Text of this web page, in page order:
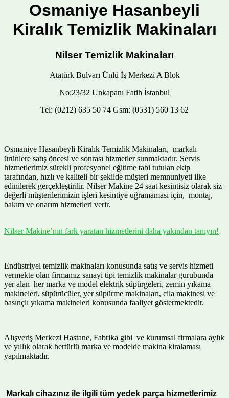
Osmaniye Hasanbeyli
Kiralık Temizlik Makinaları
Nilser Temizlik Makinaları
Atatürk Bulvarı Ünlü İş Merkezi A Blok
No:23/32 Unkapanı Fatih İstanbul
Tel: (0212) 635 50 74 Gsm: (0531) 560 13 62
Osmaniye Hasanbeyli Kiralık Temizlik Makinaları, markalı
ürünlere satış öncesi ve sonrası hizmetler sunmaktadır. Servis
hizmetlerimiz sürekli profesyonel eğitime tabi tutulan ekip
tarafından, hızlı ve kaliteli bir şekilde müşteri memnuniyeti ilke
edinilerek gerçekleştirilir. Nilser Makine 24 saat kesintisiz olarak siz
değerli müşterilerimizin işleri kesintiye uğramaması için, montaj,
bakım ve onarım hizmetleri verir.
Nilser Makine’nın fark yaratan hizmetlerini daha yakından tanıyın!
Endüstriyel temizlik makinaları konusunda satış ve servis hizmeti
vermekte olan firmamız sanayi tipi temizlik makinalar gurubunda
yer alan her marka ve model elektrik süpürgeleri, zemin yıkama
makineleri, süpürücüler, yer süpürme makinaları, cila makinesi ve
basınçlı yıkama makineleri konusunda faaliyet göstermektedir.
Alışveriş Merkezi Hastane, Fabrika gibi ve kurumsal firmalara aylık
ve yıllık olarak hertürlü marka ve modelde makina kiralaması
yapılmaktadır.
Markalı cihazınız ile ilgili tüm yedek parça hizmetlerimiz